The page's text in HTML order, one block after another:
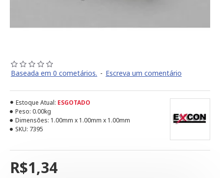
Baseada em 0 cometários. - Escreva um comentário
R$1,34
Estoque Atual: ESGOTADO
Peso: 0.00kg
Dimensões: 1.00mm x 1.00mm x 1.00mm
SKU: 7395